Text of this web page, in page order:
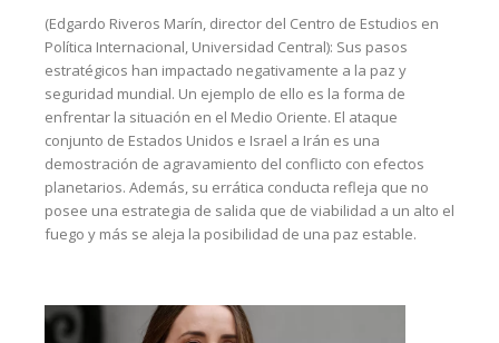
(Edgardo Riveros Marín, director del Centro de Estudios en
Política Internacional, Universidad Central): Sus pasos
estratégicos han impactado negativamente a la paz y
seguridad mundial. Un ejemplo de ello es la forma de
enfrentar la situación en el Medio Oriente. El ataque
conjunto de Estados Unidos e Israel a Irán es una
demostración de agravamiento del conflicto con efectos
planetarios. Además, su errática conducta refleja que no
posee una estrategia de salida que de viabilidad a un alto el
fuego y más se aleja la posibilidad de una paz estable.